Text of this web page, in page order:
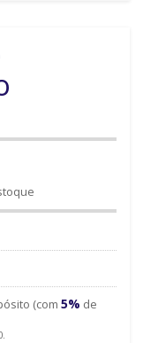
(com 5% de